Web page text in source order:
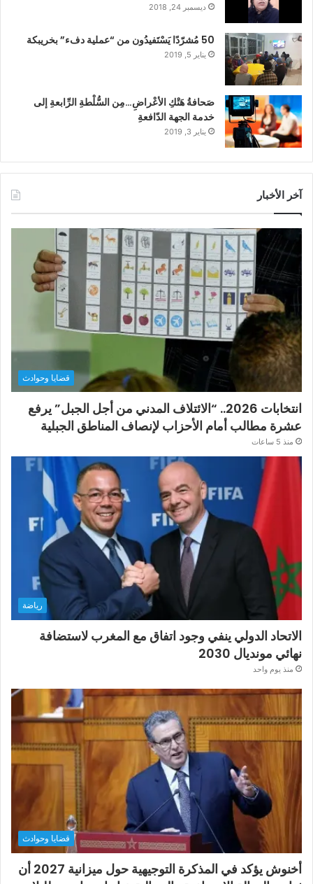
ديسمبر 24, 2018
50 مُشرّدًا يَسْتَفيدُون من “عملية دفء” بخريبكة
يناير 5, 2019
صَحافةُ هَتْكِ الأعْراضِ…مِن السُّلْطةِ الرِّابعةِ إلى
خدمة الجهة الدّافعةِ
يناير 3, 2019
آخر الأخبار
قضايا وحوادث
انتخابات 2026.. “الائتلاف المدني من أجل الجبل” يرفع
عشرة مطالب أمام الأحزاب لإنصاف المناطق الجبلية
منذ 5 ساعات
رياضة
الاتحاد الدولي ينفي وجود اتفاق مع المغرب لاستضافة
نهائي مونديال 2030
منذ يوم واحد
قضايا وحوادث
أخنوش يؤكد في المذكرة التوجيهية حول ميزانية 2027 أن